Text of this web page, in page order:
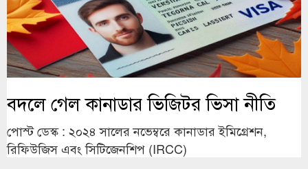
বদলে গেল কানাডার ভিজিটর ভিসা নীতি
পোস্ট ডেস্ক : ২০২৪ সালের নভেম্বরে কানাডার ইমিগ্রেশন,
রিফিউজিস এবং সিটিজেনশিপ (IRCC)